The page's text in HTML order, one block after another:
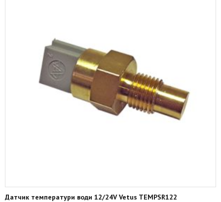
Датчик температури води 12/24V Vetus TEMPSR122